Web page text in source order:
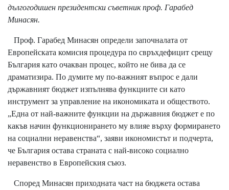
дългогодишен президентски съветник проф. Гарабед
Минасян.
Проф. Гарабед Минасян определи започналата от
Европейската комисия процедура по свръхдефицит срещу
България като очакван процес, който не бива да се
драматизира. По думите му по-важният въпрос е дали
държавният бюджет изпълнява функциите си като
инструмент за управление на икономиката и обществото.
„Една от най-важните функции на държавния бюджет е по
какъв начин функционирането му влияе върху формирането
на социални неравенства“, заяви икономистът и подчерта,
че България остава страната с най-високо социално
неравенство в Европейския съюз.
Според Минасян приходната част на бюджета остава